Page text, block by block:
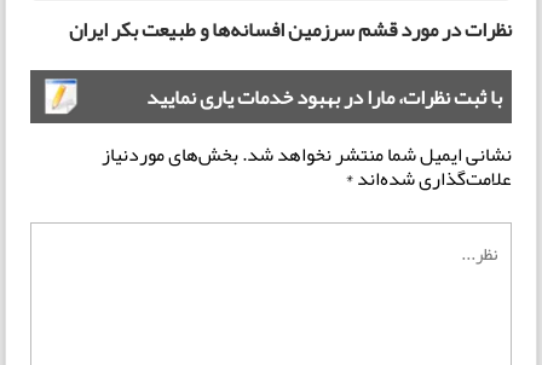
نظرات در مورد قشم سرزمین افسانه‌ها و طبیعت بکر ایران
با ثبت نظرات، مارا در بهبود خدمات یاری نمایید
نشانی ایمیل شما منتشر نخواهد شد.بخش‌های موردنیاز
علامت‌گذاری شده‌اند*